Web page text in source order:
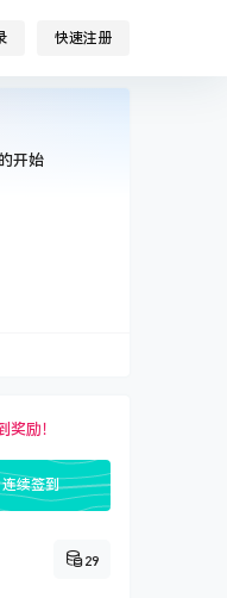
快速注册
开始
奖励！
连续签到
29